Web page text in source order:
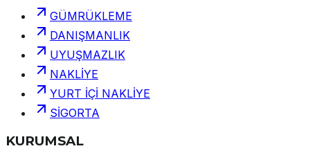
GÜMRÜKLEME
DANIŞMANLIK
UYUŞMAZLIK
NAKLİYE
YURT İÇİ NAKLİYE
SİGORTA
KURUMSAL